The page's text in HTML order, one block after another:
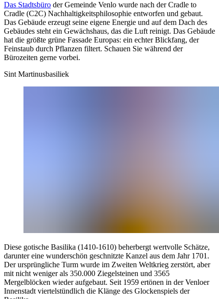
Das Stadtsbüro der Gemeinde Venlo wurde nach der Cradle to
Cradle (C2C) Nachhaltigkeitsphilosophie entworfen und gebaut.
Das Gebäude erzeugt seine eigene Energie und auf dem Dach des
Gebäudes steht ein Gewächshaus, das die Luft reinigt. Das Gebäude
hat die größte grüne Fassade Europas: ein echter Blickfang, der
Feinstaub durch Pflanzen filtert. Schauen Sie während der
Bürozeiten gerne vorbei.
Sint Martinusbasiliek
Diese gotische Basilika (1410-1610) beherbergt wertvolle Schätze,
darunter eine wunderschön geschnitzte Kanzel aus dem Jahr 1701.
Der ursprüngliche Turm wurde im Zweiten Weltkrieg zerstört, aber
mit nicht weniger als 350.000 Ziegelsteinen und 3565
Mergelblöcken wieder aufgebaut. Seit 1959 ertönen in der Venloer
Innenstadt viertelstündlich die Klänge des Glockenspiels der